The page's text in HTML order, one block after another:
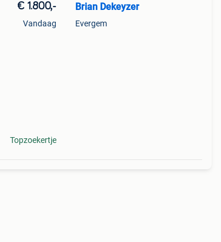
€ 1.800,-
Vandaag
Topzoekertje
Brian Dekeyzer
Evergem